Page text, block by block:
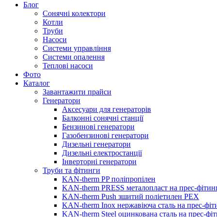
Блог
Сонячні колектори
Котли
Труби
Насоси
Системи управління
Системи опалення
Теплові насоси
Фото
Каталог
Завантажити прайси
Генератори
Аксесуари для генераторів
Балконні сонячні станції
Бензинові генератори
Газобензинові генератори
Дизельні генератори
Дизельні електростанції
Інверторні генератори
Труби та фітинги
KAN-therm PP поліпропілен
KAN-therm PRESS металопласт на прес-
KAN-therm Push зшитий поліетилен PEX
KAN-therm Inox нержавіюча сталь на прес-
KAN-therm Steel оцинкована сталь на прес-